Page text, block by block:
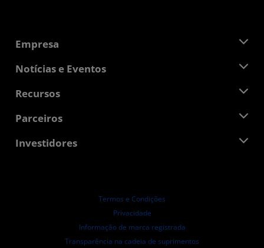
Empresa
Sobre a AMD
Responsibilidade Corporativa
Oportunidades de Emprego
Contato AMD
Notícias e Eventos
Sala de Imprensa
Bibliotecas de Mídias
Recursos
Central do desenvolvedor
Estudos de caso
Parceiros
AMD Partner Hub
Investidores
Conselho de Administração
Documentos de Governança
Arquivos da SEC
Termos e Condições
Privacidade
Informação de marca registrada
Transparência na cadeia de suprimentos